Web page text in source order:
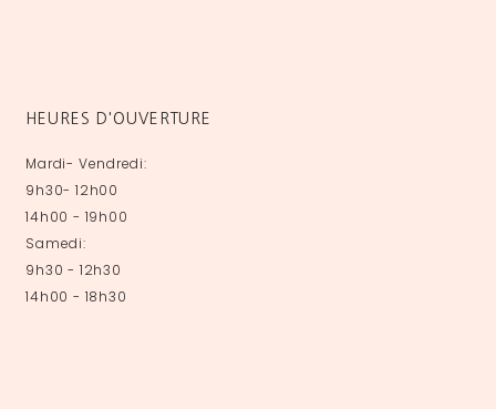
HEURES D'OUVERTURE
Mardi- Vendredi:
9h30- 12h00
14h00 - 19h00
Samedi:
9h30 - 12h30
14h00 - 18h30